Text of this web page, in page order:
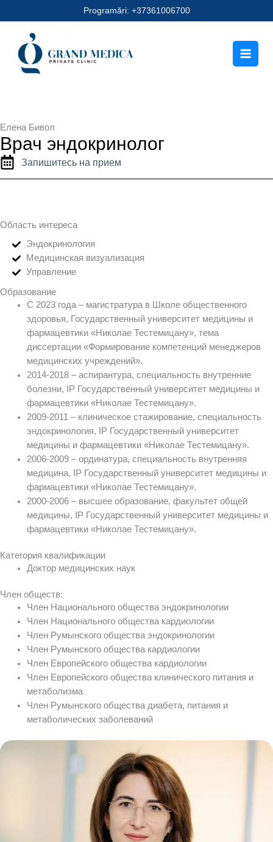
к
содержимому
Programări: +37361006700
Елена Бивол
Врач эндокринолог
Запишитесь на прием
Область интереса
Эндокринология
Медицинская визуализация
Управление
Образование
С 2023 года – магистратура в Школе общественного
здоровья, Государственный университет медицины и
фармацевтики «Николае Тестемицану», тема
диссертации «Формирование компетенций менеджеров
медицинских учреждений».
2014-2018 – аспирантура, специальность внутренние
болезни, IP Государственный университет медицины и
фармацевтики «Николае Тестемицану».
2009-2011 – клиническое стажирование, специальность
эндокринология, IP Государственный университет
медицины и фармацевтики «Николае Тестемицану».
2006-2009 – ординатура, специальность внутренняя
медицина, IP Государственный университет медицины и
фармацевтики «Николае Тестемицану».
2000-2006 – высшее образование, факультет общей
медицины, IP Государственный университет медицины и
фармацевтики «Николае Тестемицану».
Категория квалификации
Доктор медицинских наук
Член обществ:
Член Национального общества эндокринологии
Член Национального общества кардиологии
Член Румынского общества эндокринологии
Член Румынского общества кардиологии
Член Европейского общества кардиологии
Член Европейского общества клинического питания и
метаболизма
Член Румынского общества диабета, питания и
метаболических заболеваний